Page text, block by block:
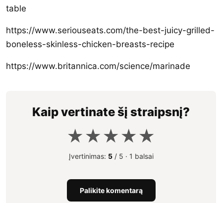
table
https://www.seriouseats.com/the-best-juicy-grilled-
boneless-skinless-chicken-breasts-recipe
https://www.britannica.com/science/marinade
Kaip vertinate šį straipsnį?
★★★★★
Įvertinimas: 5/ 5 · 1 balsai
Palikite komentarą